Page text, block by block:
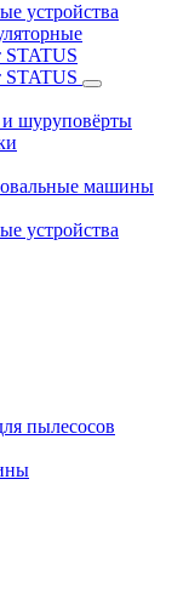
устройства
STATUS
STATUS
шуруповёрты
машины
устройства
пылесосов